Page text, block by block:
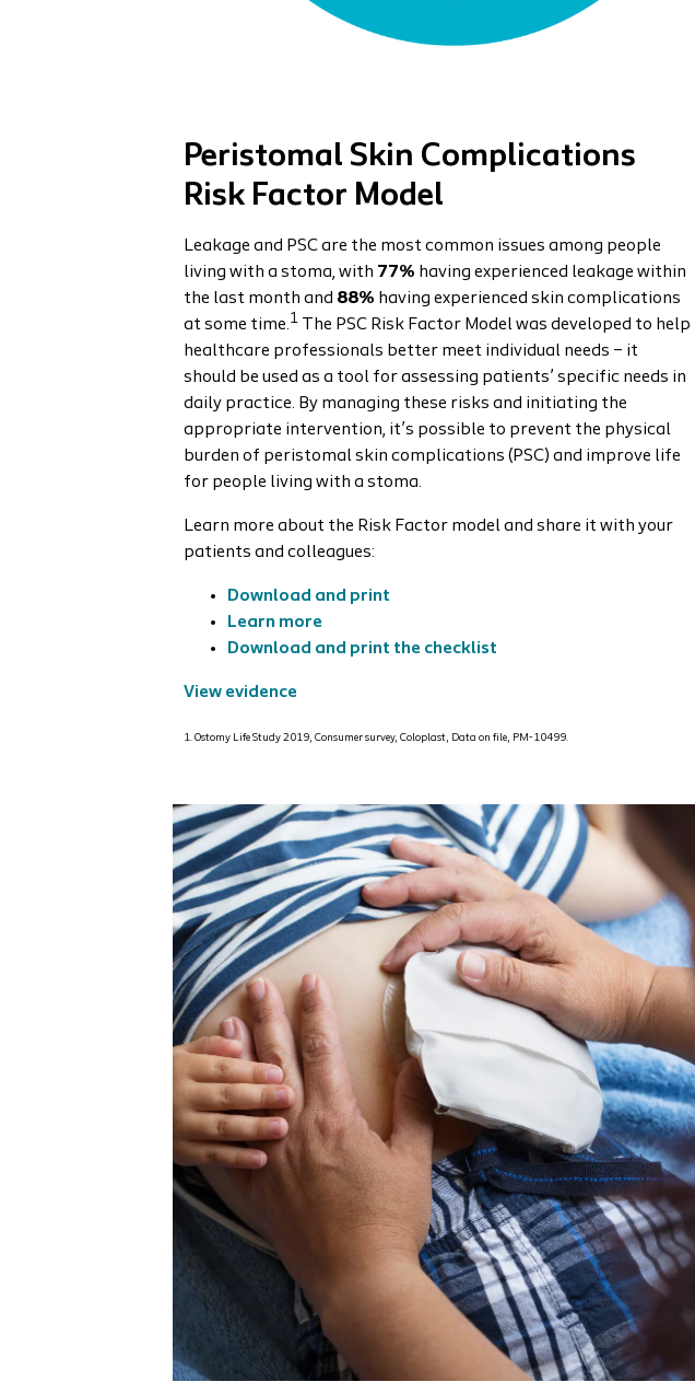
Peristomal Skin Complications
Risk Factor Model
Leakage and PSC are the most common issues among people
living with a stoma, with 77% having experienced leakage within
the last month and 88% having experienced skin complications
at some time.1 The PSC Risk Factor Model was developed to help
healthcare professionals better meet individual needs – it
should be used as a tool for assessing patients’ specific needs in
daily practice. By managing these risks and initiating the
appropriate intervention, it’s possible to prevent the physical
burden of peristomal skin complications (PSC) and improve life
for people living with a stoma.
Learn more about the Risk Factor model and share it with your
patients and colleagues:
Download and print
Learn more
Download and print the checklist
View evidence
1. Ostomy Life Study 2019, Consumer survey, Coloplast, Data on file, PM-10499.